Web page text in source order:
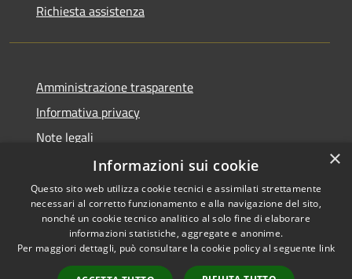
Richiesta assistenza
Amministrazione trasparente
Informativa privacy
Note legali
Dichiarazione di accessibilità
RSS
Accessibilità
Copyright © 2026 • Comune di
×
Informazioni sui cookie
Questo sito web utilizza cookie tecnici e assimilati strettamente
necessari al corretto funzionamento e alla navigazione del sito,
nonché un cookie tecnico analitico al solo fine di elaborare
informazioni statistiche, aggregate e anonime.
Per maggiori dettagli, può consultare la cookie policy al seguente link